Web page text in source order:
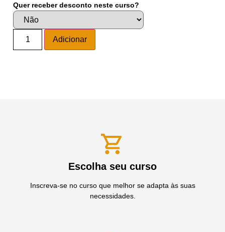
Quer receber desconto neste curso?
Adicionar
Escolha seu curso
Inscreva-se no curso que melhor se adapta às suas
necessidades.